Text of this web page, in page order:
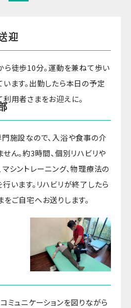
迎
ら徒歩10分。運動を兼ねて歩い
います。出勤したら本日の予定
利用者さまをお迎えに。
門施設なので、入浴や食事の介
ん。約3時間、個別リハビリや
シントレーニング、物理療法の
います。リハビリが終了したら
ご自宅へお送りします。
ミュニケーションを図りながら